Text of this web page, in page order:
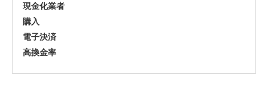
現金化業者
購入
電子決済
高換金率